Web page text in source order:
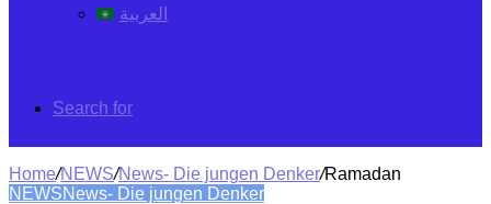
العربية
Search for
Home/NEWS/News- Die jungen Denker/Ramadan
NEWSNews- Die jungen Denker